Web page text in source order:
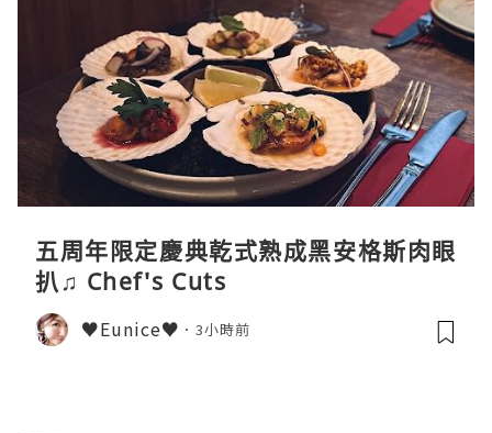
五周年限定慶典乾式熟成黑安格斯肉眼
扒♫ Chef's Cuts
♥Eunice♥ 3小時前